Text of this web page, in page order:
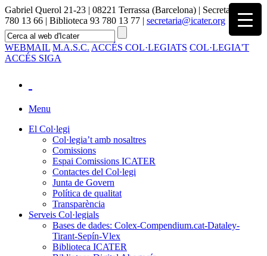
Gabriel Querol 21-23 | 08221 Terrassa (Barcelona) | Secretaria 93
780 13 66 | Biblioteca 93 780 13 77 | secretaria@icater.org
WEBMAIL M.A.S.C. ACCÉS COL·LEGIATS COL·LEGIA'T
ACCÉS SIGA
Menu
El Col·legi
Col·legia’t amb nosaltres
Comissions
Espai Comissions ICATER
Contactes del Col·legi
Junta de Govern
Política de qualitat
Transparència
Serveis Col·legials
Bases de dades: Colex-Compendium.cat-Dataley-
Tirant-Sepín-Vlex
Biblioteca ICATER